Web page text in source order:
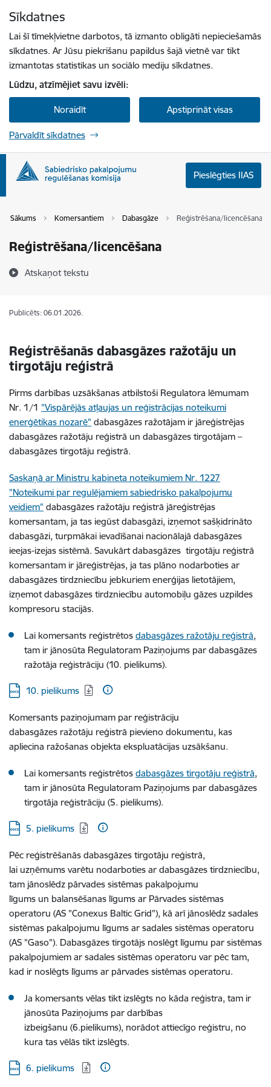
Sīkdatnes
Lai šī tīmekļvietne darbotos, tā izmanto obligāti nepieciešamās
sīkdatnes. Ar Jūsu piekrišanu papildus šajā vietnē var tikt
izmantotas statistikas un sociālo mediju sīkdatnes.
Lūdzu, atzīmējiet savu izvēli:
Noraidīt Apstiprināt visas
Pārvaldīt sīkdatnes
Pieslēgties IIAS
Sākums Komersantiem Dabasgāze Reģistrēšana/licencēšana
Reģistrēšana/licencēšana
Atskaņot tekstu
Publicēts: 06.01.2026.
Reģistrēšanās dabasgāzes ražotāju un
tirgotāju reģistrā
Pirms darbības uzsākšanas atbilstoši Regulatora lēmumam
Nr. 1/1 "Vispārējās atļaujas un reģistrācijas noteikumi
enerģētikas nozarē" dabasgāzes ražotājam ir jāreģistrējas
dabasgāzes ražotāju reģistrā un dabasgāzes tirgotājam –
dabasgāzes tirgotāju reģistrā.
Saskaņā ar Ministru kabineta noteikumiem Nr. 1227
"Noteikumi par regulējamiem sabiedrisko pakalpojumu
veidiem" dabasgāzes ražotāju reģistrā jāreģistrējas
komersantam, ja tas iegūst dabasgāzi, izņemot sašķidrināto
dabasgāzi, turpmākai ievadīšanai nacionālajā dabasgāzes
ieejas-izejas sistēmā. Savukārt dabasgāzes tirgotāju reģistrā
komersantam ir jāreģistrējas, ja tas plāno nodarboties ar
dabasgāzes tirdzniecību jebkuriem enerģijas lietotājiem,
izņemot dabasgāzes tirdzniecību automobiļu gāzes uzpildes
kompresoru stacijās.
Lai komersants reģistrētos dabasgāzes ražotāju reģistrā,
tam ir jānosūta Regulatoram Paziņojums par dabasgāzes
ražotāja reģistrāciju (10. pielikums).
Lejupielādēt:
10. pielikums
Komersants paziņojumam par reģistrāciju
dabasgāzes ražotāju reģistrā pievieno dokumentu, kas
apliecina ražošanas objekta ekspluatācijas uzsākšanu.
Lai komersants reģistrētos dabasgāzes tirgotāju reģistrā,
tam ir jānosūta Regulatoram Paziņojums par dabasgāzes
tirgotāja reģistrāciju (5. pielikums).
Lejupielādēt:
5. pielikums
Pēc reģistrēšanās dabasgāzes tirgotāju reģistrā,
lai uzņēmums varētu nodarboties ar dabasgāzes tirdzniecību,
tam jānoslēdz pārvades sistēmas pakalpojumu
līgums un balansēšanas līgums ar Pārvades sistēmas
operatoru (AS "Conexus Baltic Grid"), kā arī jānoslēdz sadales
sistēmas pakalpojumu līgums ar sadales sistēmas operatoru
(AS "Gaso"). Dabasgāzes tirgotājs noslēgt līgumu par sistēmas
pakalpojumiem ar sadales sistēmas operatoru var pēc tam,
kad ir noslēgts līgums ar pārvades sistēmas operatoru.
Ja komersants vēlas tikt izslēgts no kāda reģistra, tam ir
jānosūta Paziņojums par darbības
izbeigšanu (6.pielikums), norādot attiecīgo reģistru, no
kura tas vēlās tikt izslēgts.
Lejupielādēt:
6. pielikums